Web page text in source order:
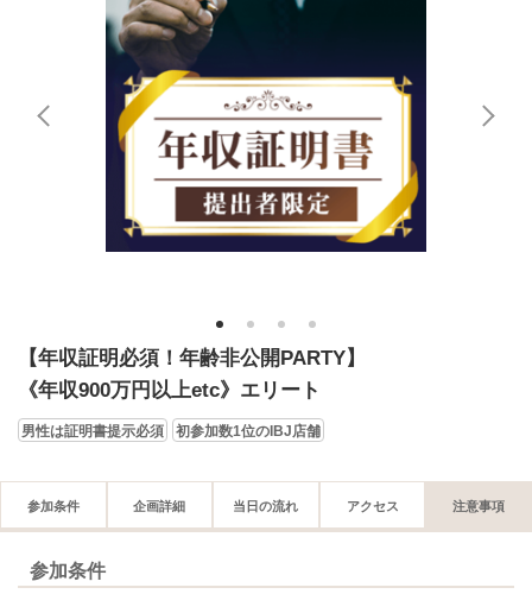
1 2 3 4
【年収証明必須！年齢非公開PARTY】
《年収900万円以上etc》エリート
男性は証明書提示必須 初参加数1位のIBJ店舗
参加条件 企画詳細 当日の流れ アクセス 注意事項
参加条件